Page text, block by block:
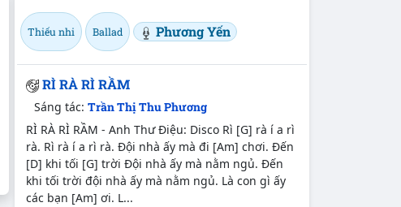
Thiếu nhi Ballad Phương Yến
RÌ RÀ RÌ RẦM
Sáng tác:Trần Thị Thu Phương
RÌ RÀ RÌ RẦM - Anh Thư Điệu: Disco Rì [G] rà í a rì
rà. Rì rà í a rì rà. Đội nhà ấy mà đi [Am] chơi. Đến
[D] khi tối [G] trời Đội nhà ấy mà nằm ngủ. Đến
khi tối trời đội nhà ấy mà nằm ngủ. Là con gì ấy
các bạn [Am] ơi. L...